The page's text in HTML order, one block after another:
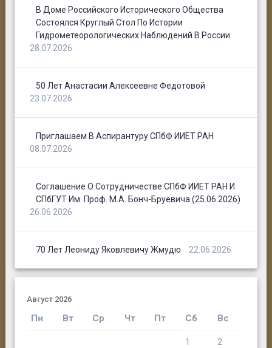
В Доме Российского Исторического Общества
Состоялся Круглый Стол По Истории
Гидрометеорологических Наблюдений В России
28.07.2026
50 Лет Анастасии Алексеевне Федотовой
23.07.2026
Приглашаем В Аспирантуру СПбФ ИИЕТ РАН
08.07.2026
Соглашение О Сотрудничестве СПбФ ИИЕТ РАН И
СПбГУТ Им. Проф. М.А. Бонч-Бруевича (25.06.2026)
26.06.2026
70 Лет Леониду Яковлевичу Жмудю 22.06.2026
Август 2026
Пн Вт Ср Чт Пт Сб Вс
1 2